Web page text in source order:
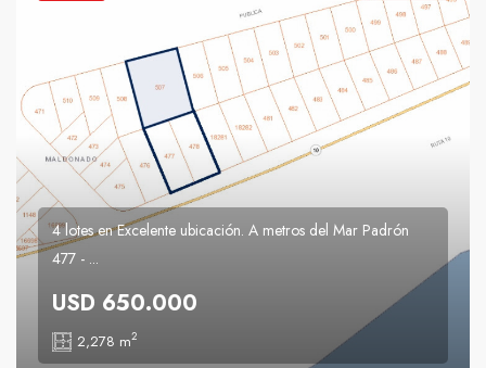
4 lotes en Excelente ubicación. A metros del Mar Padrón
477 - ...
USD 650.000
2,278 m2